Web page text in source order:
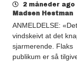
2 måneder ago
Madsen Hestman
ANMELDELSE:
vindskeivt at det
sjarmerende. Flaks
publikum er så